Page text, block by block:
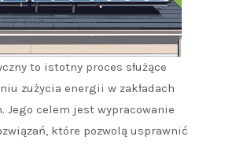
to istotny proces służące
zużycia energii w zakładach
Jego celem jest wypracowanie
które pozwolą usprawnić